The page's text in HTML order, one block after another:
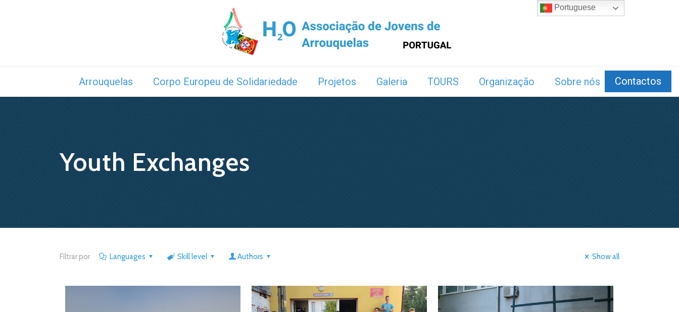
Arrouquelas Corpo Europeu de Solidariedade Projetos Galeria TOURS Organização Sobre nós Contactos
Youth Exchanges
Filtrar por Languages Skill level Authors Show all
Portuguese